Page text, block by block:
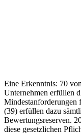
Eine Erkenntnis: 70
Unternehmen erfüllen
Mindestanforderungen
(39) erfüllen dazu
Bewertungsreserven.
diese gesetzlichen